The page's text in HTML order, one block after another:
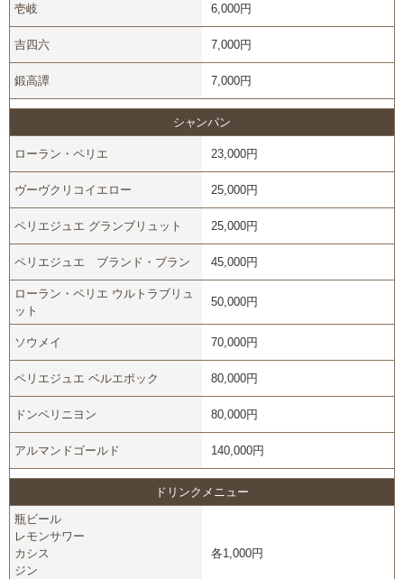
壱岐 6,000円
吉四六 7,000円
鍛高譚 7,000円
シャンパン
ローラン・ペリエ 23,000円
ヴーヴクリコイエロー 25,000円
ペリエジュエ グランブリュット 25,000円
ペリエジュエ ブランド・ブラン 45,000円
ローラン・ペリエ ウルトラブリュ
ット
50,000円
ソウメイ 70,000円
ペリエジュエ ベルエポック 80,000円
ドンペリニヨン 80,000円
アルマンドゴールド 140,000円
ドリンクメニュー
瓶ビール
レモンサワー
カシス
ジン
各1,000円